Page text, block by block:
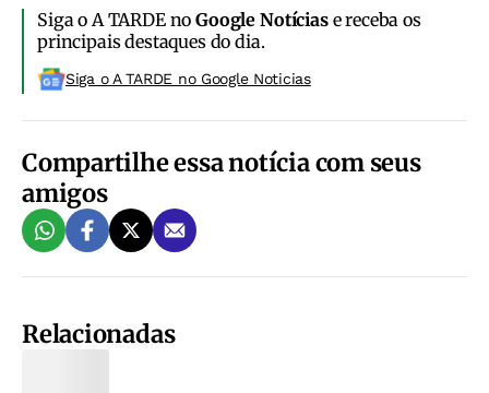
Siga o A TARDE noGoogle Notíciase receba os
principais destaques do dia.
Siga o A TARDE no Google Noticias
Compartilhe essa notícia com seus
amigos
Relacionadas